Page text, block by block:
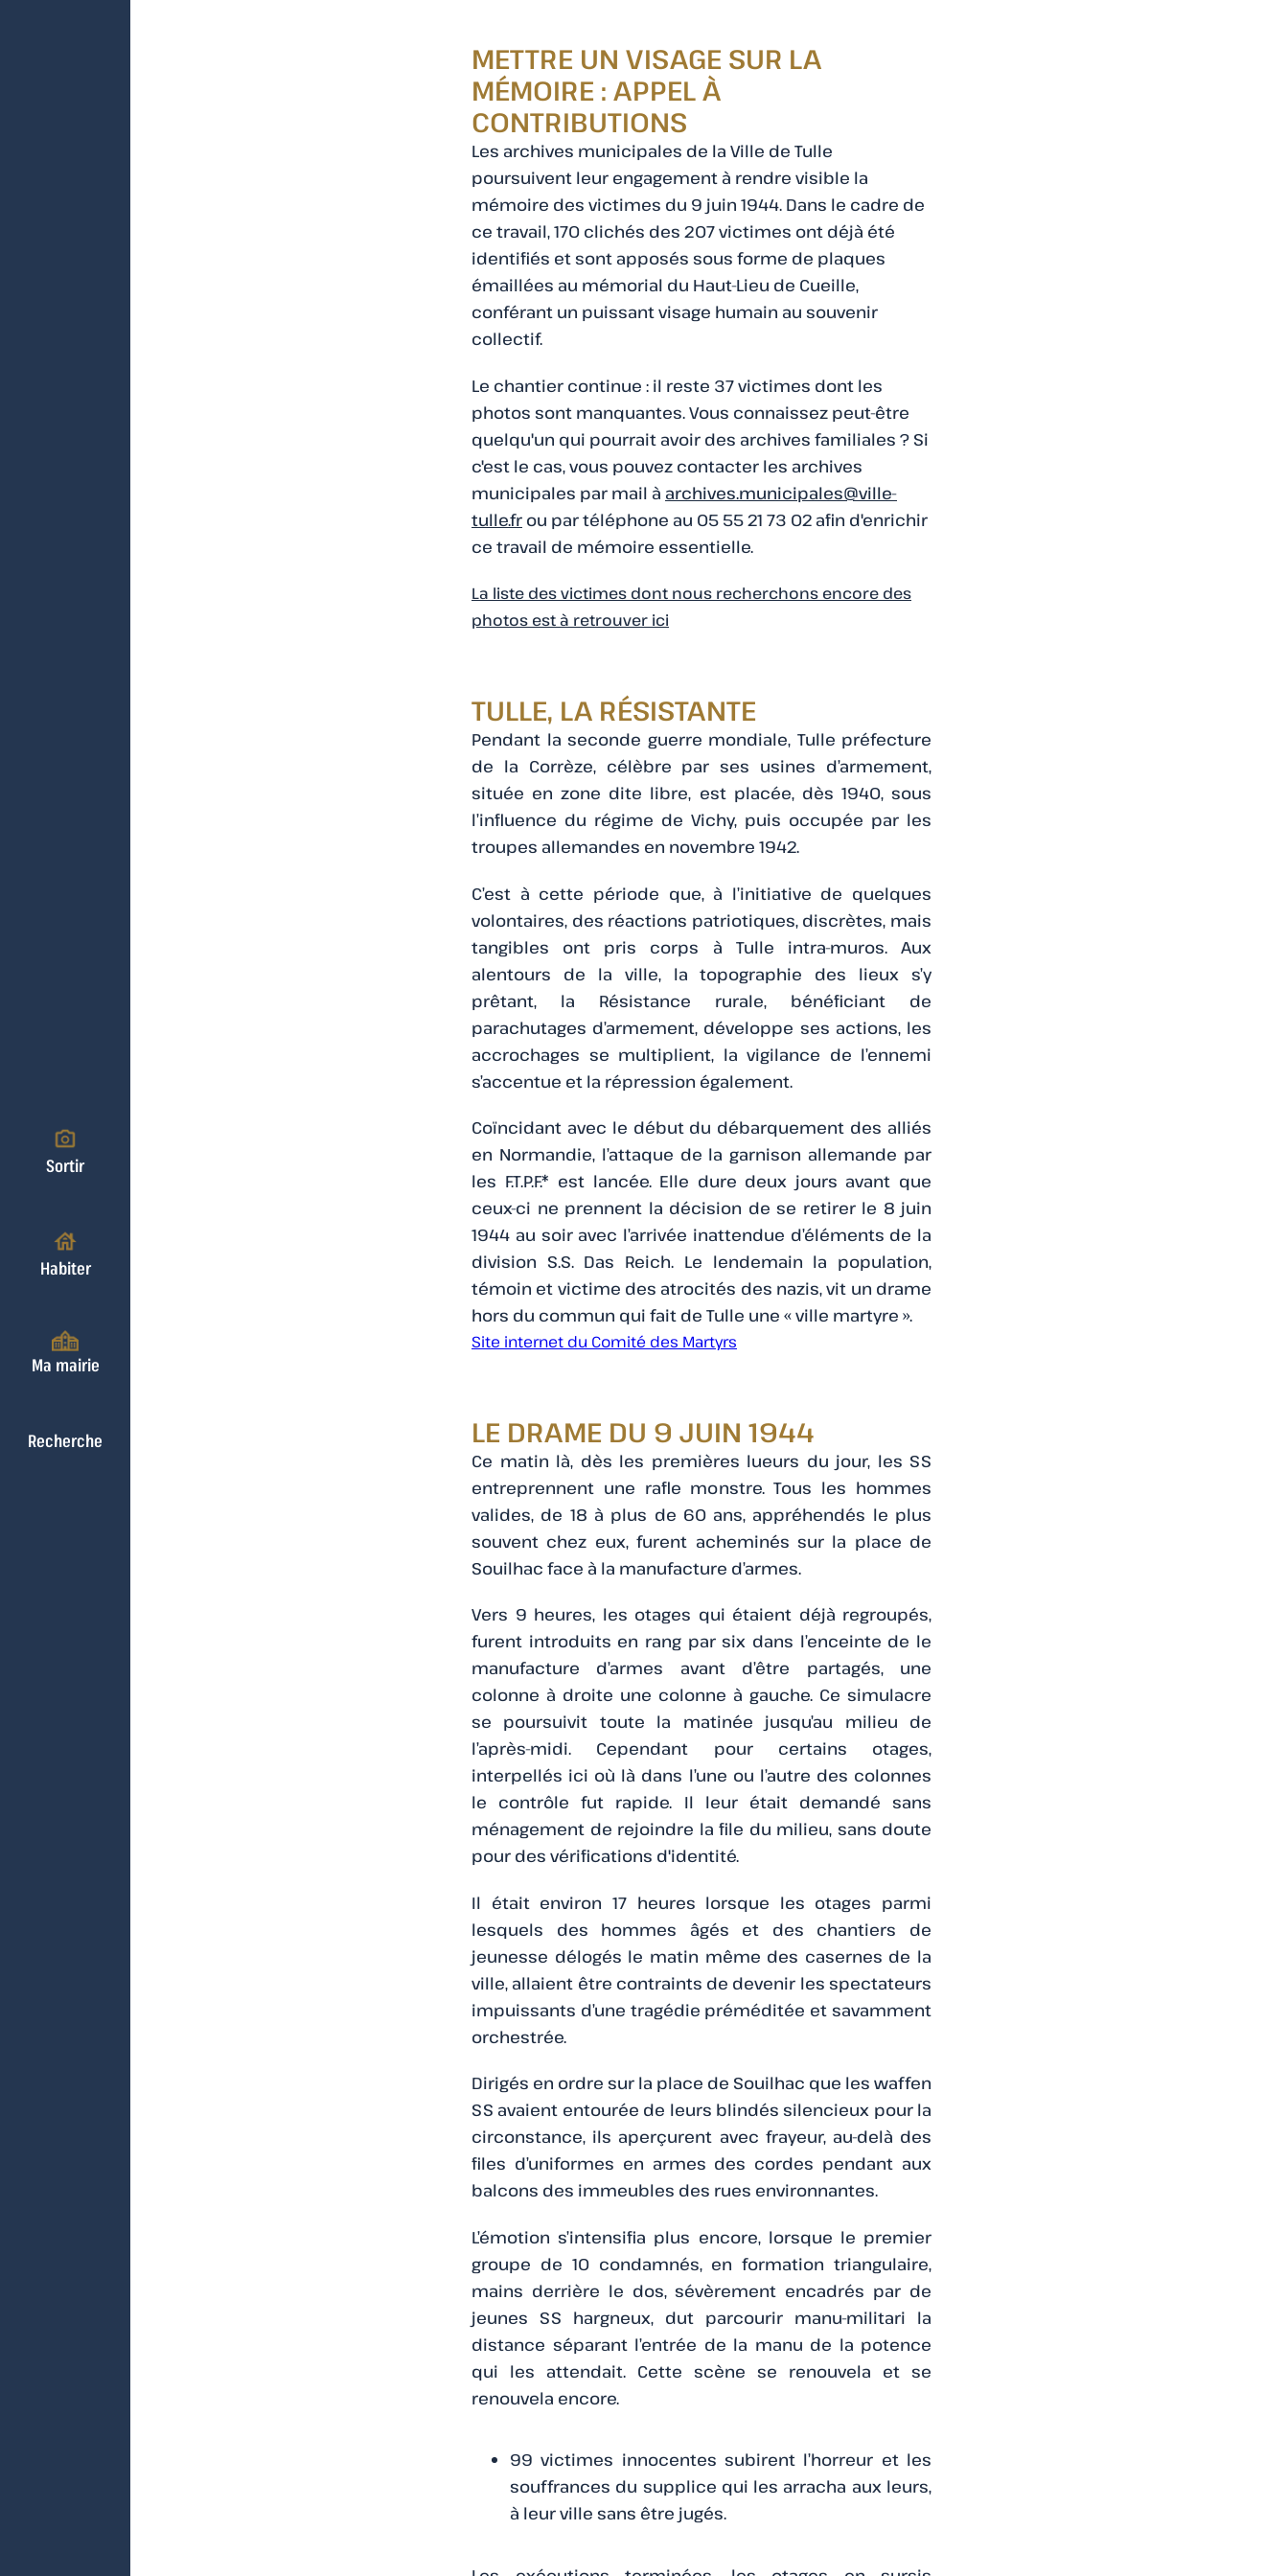
Sortir
Habiter
Ma mairie
Recherche
METTRE UN VISAGE SUR LA
MÉMOIRE : APPEL À
CONTRIBUTIONS
Les archives municipales de la Ville de Tulle
poursuivent leur engagement à rendre visible la
mémoire des victimes du 9 juin 1944. Dans le cadre de
ce travail, 170 clichés des 207 victimes ont déjà été
identifiés et sont apposés sous forme de plaques
émaillées au mémorial du Haut-Lieu de Cueille,
conférant un puissant visage humain au souvenir
collectif.
Le chantier continue : il reste 37 victimes dont les
photos sont manquantes. Vous connaissez peut-être
quelqu'un qui pourrait avoir des archives familiales ? Si
c'est le cas, vous pouvez contacter les archives
municipales par mail à archives.municipales@ville-
tulle.fr ou par téléphone au 05 55 21 73 02 afin d'enrichir
ce travail de mémoire essentielle.
La liste des victimes dont nous recherchons encore des
photos est à retrouver ici
TULLE, LA RÉSISTANTE
Pendant la seconde guerre mondiale, Tulle préfecture
de la Corrèze, célèbre par ses usines d’armement,
située en zone dite libre, est placée, dès 1940, sous
l’influence du régime de Vichy, puis occupée par les
troupes allemandes en novembre 1942.
C’est à cette période que, à l’initiative de quelques
volontaires, des réactions patriotiques, discrètes, mais
tangibles ont pris corps à Tulle intra-muros. Aux
alentours de la ville, la topographie des lieux s’y
prêtant, la Résistance rurale, bénéficiant de
parachutages d’armement, développe ses actions, les
accrochages se multiplient, la vigilance de l’ennemi
s’accentue et la répression également.
Coïncidant avec le début du débarquement des alliés
en Normandie, l’attaque de la garnison allemande par
les F.T.P.F.* est lancée. Elle dure deux jours avant que
ceux-ci ne prennent la décision de se retirer le 8 juin
1944 au soir avec l’arrivée inattendue d’éléments de la
division S.S. Das Reich. Le lendemain la population,
témoin et victime des atrocités des nazis, vit un drame
hors du commun qui fait de Tulle une « ville martyre ».
Site internet du Comité des Martyrs
LE DRAME DU 9 JUIN 1944
Ce matin là, dès les premières lueurs du jour, les SS
entreprennent une rafle monstre. Tous les hommes
valides, de 18 à plus de 60 ans, appréhendés le plus
souvent chez eux, furent acheminés sur la place de
Souilhac face à la manufacture d’armes.
Vers 9 heures, les otages qui étaient déjà regroupés,
furent introduits en rang par six dans l’enceinte de le
manufacture d’armes avant d’être partagés, une
colonne à droite une colonne à gauche. Ce simulacre
se poursuivit toute la matinée jusqu’au milieu de
l’après-midi. Cependant pour certains otages,
interpellés ici où là dans l’une ou l’autre des colonnes
le contrôle fut rapide. Il leur était demandé sans
ménagement de rejoindre la file du milieu, sans doute
pour des vérifications d'identité.
Il était environ 17 heures lorsque les otages parmi
lesquels des hommes âgés et des chantiers de
jeunesse délogés le matin même des casernes de la
ville, allaient être contraints de devenir les spectateurs
impuissants d’une tragédie préméditée et savamment
orchestrée.
Dirigés en ordre sur la place de Souilhac que les waffen
SS avaient entourée de leurs blindés silencieux pour la
circonstance, ils aperçurent avec frayeur, au-delà des
files d’uniformes en armes des cordes pendant aux
balcons des immeubles des rues environnantes.
L’émotion s’intensifia plus encore, lorsque le premier
groupe de 10 condamnés, en formation triangulaire,
mains derrière le dos, sévèrement encadrés par de
jeunes SS hargneux, dut parcourir manu-militari la
distance séparant l’entrée de la manu de la potence
qui les attendait. Cette scène se renouvela et se
renouvela encore.
99 victimes innocentes subirent l’horreur et les
souffrances du supplice qui les arracha aux leurs,
à leur ville sans être jugés.